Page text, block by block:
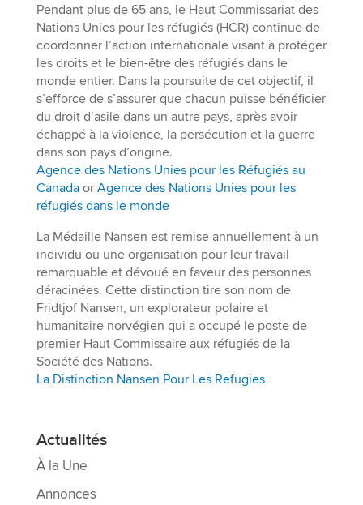
Pendant plus de 65 ans, le Haut Commissariat des
Nations Unies pour les réfugiés (HCR) continue de
coordonner l’action internationale visant à protéger
les droits et le bien-être des réfugiés dans le
monde entier. Dans la poursuite de cet objectif, il
s’efforce de s’assurer que chacun puisse bénéficier
du droit d’asile dans un autre pays, après avoir
échappé à la violence, la persécution et la guerre
dans son pays d’origine.
Agence des Nations Unies pour les Réfugiés au
Canada or Agence des Nations Unies pour les
réfugiés dans le monde
La Médaille Nansen est remise annuellement à un
individu ou une organisation pour leur travail
remarquable et dévoué en faveur des personnes
déracinées. Cette distinction tire son nom de
Fridtjof Nansen, un explorateur polaire et
humanitaire norvégien qui a occupé le poste de
premier Haut Commissaire aux réfugiés de la
Société des Nations.
La Distinction Nansen Pour Les Refugies
Actualités
À la Une
Annonces